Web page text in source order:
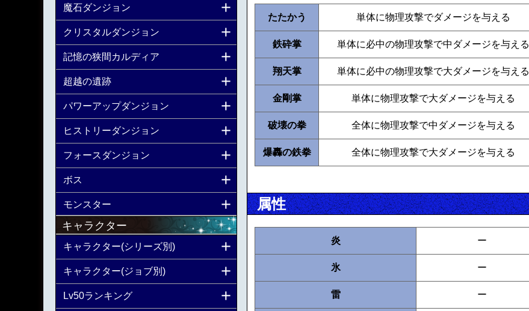
たたかう 単体に物理攻撃でダメージを与える
鉄砕掌 単体に必中の物理攻撃で中ダメージを与える
翔天掌 単体に必中の物理攻撃で大ダメージを与える
金剛掌 単体に物理攻撃で大ダメージを与える
破壊の拳 全体に物理攻撃で中ダメージを与える
爆轟の鉄拳 全体に物理攻撃で大ダメージを与える
属性
炎 ー
氷 ー
雷 ー
魔石ダンジョン
クリスタルダンジョン
記憶の狭間カルディア
超越の遺跡
パワーアップダンジョン
ヒストリーダンジョン
フォースダンジョン
ボス
モンスター
キャラクター
キャラクター(シリーズ別)
キャラクター(ジョブ別)
Lv50ランキング